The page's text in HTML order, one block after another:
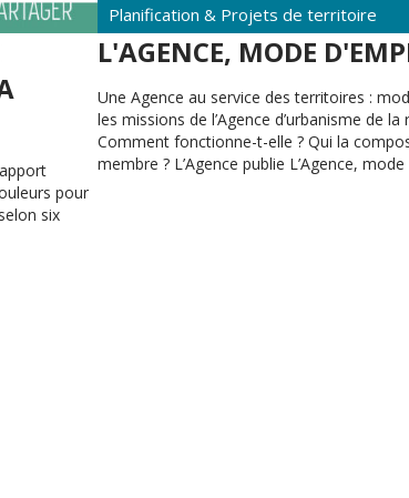
pour
six
Planification & Projets de territoire
L'AGENCE, MODE
Une Agence au service des territoires :
les missions de l’Agence d’urbanisme de
Comment fonctionne-t-elle ? Qui la
membre ? L’Agence publie L’Agence, mode